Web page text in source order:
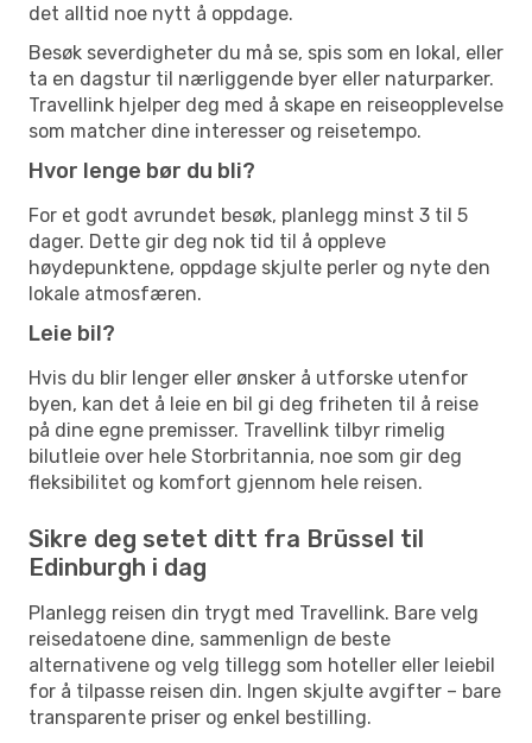
det alltid noe nytt å oppdage.
Besøk severdigheter du må se, spis som en lokal, eller
ta en dagstur til nærliggende byer eller naturparker.
Travellink hjelper deg med å skape en reiseopplevelse
som matcher dine interesser og reisetempo.
Hvor lenge bør du bli?
For et godt avrundet besøk, planlegg minst 3 til 5
dager. Dette gir deg nok tid til å oppleve
høydepunktene, oppdage skjulte perler og nyte den
lokale atmosfæren.
Leie bil?
Hvis du blir lenger eller ønsker å utforske utenfor
byen, kan det å leie en bil gi deg friheten til å reise
på dine egne premisser. Travellink tilbyr rimelig
bilutleie over hele Storbritannia, noe som gir deg
fleksibilitet og komfort gjennom hele reisen.
Sikre deg setet ditt fra Brüssel til
Edinburgh i dag
Planlegg reisen din trygt med Travellink. Bare velg
reisedatoene dine, sammenlign de beste
alternativene og velg tillegg som hoteller eller leiebil
for å tilpasse reisen din. Ingen skjulte avgifter – bare
transparente priser og enkel bestilling.